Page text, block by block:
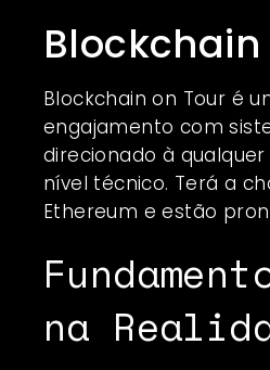
Blockchain
Blockchain on Tour é
engajamento com
direcionado à
nível técnico. Terá a
Ethereum e estão
na